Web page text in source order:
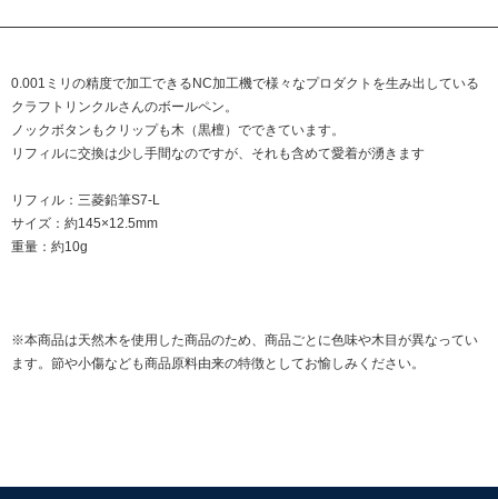
0.001ミリの精度で加工できるNC加工機で様々なプロダクトを生み出している
クラフトリンクルさんのボールペン。
ノックボタンもクリップも木（黒檀）でできています。
リフィルに交換は少し手間なのですが、それも含めて愛着が湧きます
リフィル：三菱鉛筆S7-L
サイズ：約145×12.5mm
重量：約10g
※本商品は天然木を使用した商品のため、商品ごとに色味や木目が異なってい
ます。節や小傷なども商品原料由来の特徴としてお愉しみください。